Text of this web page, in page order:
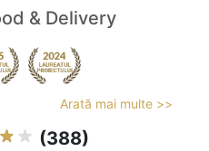
& Delivery
Arată mai multe >>
(388)